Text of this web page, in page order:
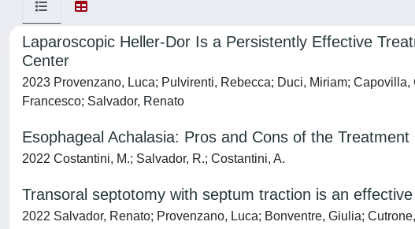
Laparoscopic Heller-Dor Is a Persistently Effective
Center
2023 Provenzano, Luca; Pulvirenti, Rebecca; Duci, Miriam;
Francesco; Salvador, Renato
Esophageal Achalasia: Pros and Cons of the Treatment
2022 Costantini, M.; Salvador, R.; Costantini, A.
Transoral septotomy with septum traction is an
2022 Salvador, Renato; Provenzano, Luca; Bonventre, Giulia;